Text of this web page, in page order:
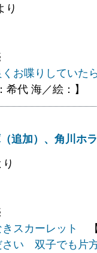
り
お喋りしていた
代 海／絵：】
追加）、角川ホ
り
スカーレット
さい 双子でも片